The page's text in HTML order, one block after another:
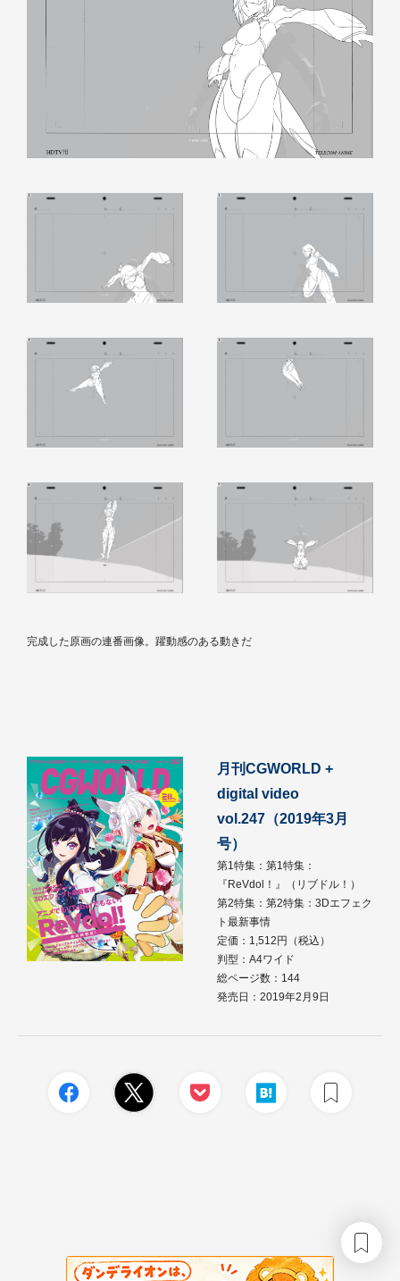
完成した原画の連番画像。躍動感のある動きだ
月刊CGWORLD +
digital video
vol.247（2019年3月
号）
第1特集：第1特集：
『ReVdol！』（リブドル！）
第2特集：第2特集：3Dエフェク
ト最新事情
定価：1,512円（税込）
判型：A4ワイド
総ページ数：144
発売日：2019年2月9日